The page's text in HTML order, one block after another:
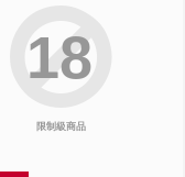
限制級商品
18